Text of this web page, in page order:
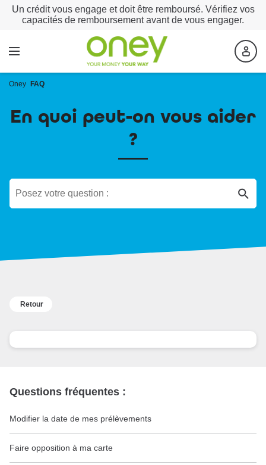
Un crédit vous engage et doit être remboursé. Vérifiez vos
capacités de remboursement avant de vous engager.
Oney FAQ
En quoi peut-on vous aider
?
Retour
Questions fréquentes :
Modifier la date de mes prélèvements
Faire opposition à ma carte